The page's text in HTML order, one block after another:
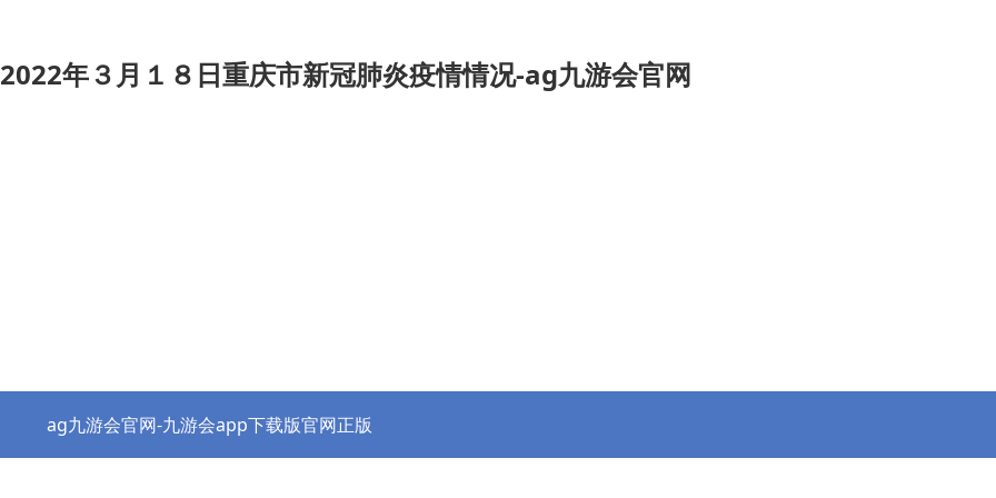
2022年３月１８日重庆市新冠肺炎疫情情况-ag九游会官网
ag九游会官网-九游会app下载版官网正版